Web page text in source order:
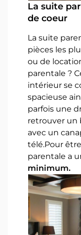
La suite
de coeur
La suite
pièces les
ou de
parentale ?
intérieur se
spacieuse
parfois une
retrouver un
avec un
télé.Pour
parentale a
minimum.